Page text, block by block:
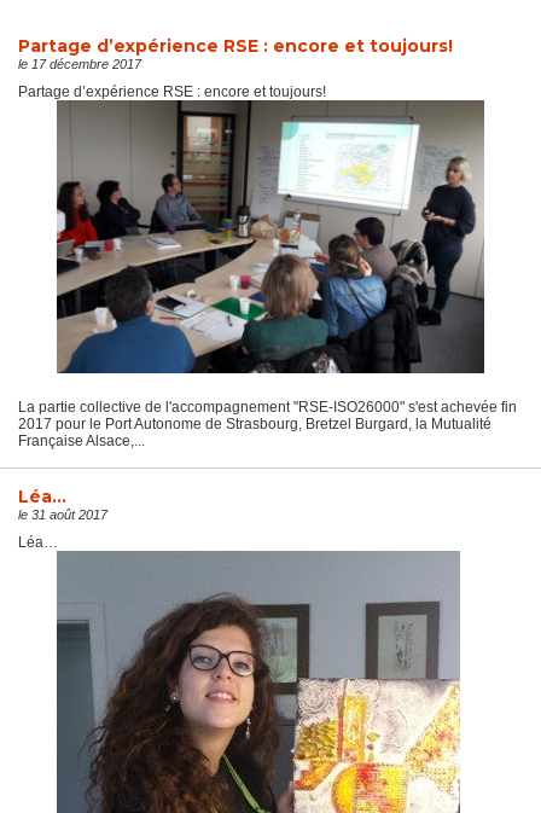
Partage d’expérience RSE : encore et toujours!
le 17 décembre 2017
Partage d’expérience RSE : encore et toujours!
La partie collective de l'accompagnement "RSE-ISO26000" s'est achevée fin
2017 pour le Port Autonome de Strasbourg, Bretzel Burgard, la Mutualité
Française Alsace,...
Léa…
le 31 août 2017
Léa…